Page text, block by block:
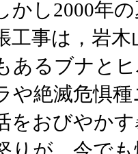
し2000年の
工事は，岩
あるブナと
や絶滅危惧
をおびやか